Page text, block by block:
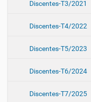
Discentes-T3/2021
Discentes-T4/2022
Discentes-T5/2023
Discentes-T6/2024
Discentes-T7/2025